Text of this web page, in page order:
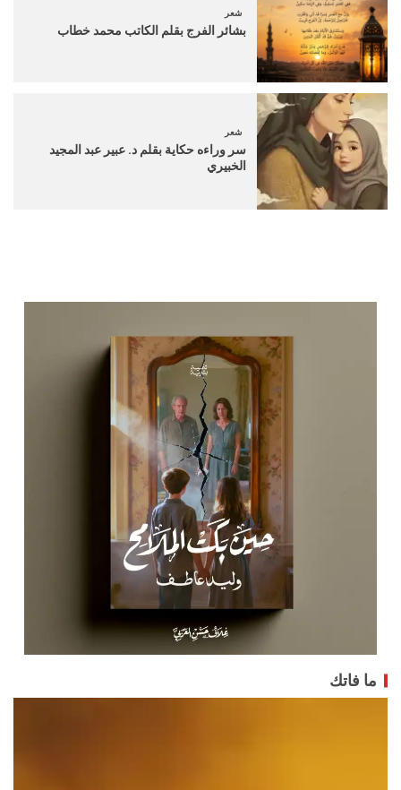
شعر
بشائر الفرج بقلم الكاتب محمد خطاب
شعر
سر وراءه حكاية بقلم د. عبير عبد المجيد
الخبيري
ما فاتك